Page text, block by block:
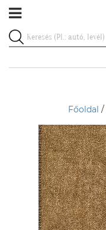
Főoldal /